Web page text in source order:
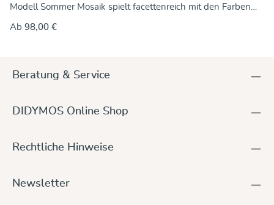
Modell Sommer Mosaik spielt facettenreich mit den Farben
dem Jacquardwebstuhl, so dass das Muster auf beiden Seiten
Schwermetalle. Fest und formstabil in der Längsrichtung und
mittelschwere Tuch gut an alle Körperformen und
Trageweisen anpassen. Zudem hat es eine feine Griffigkeit,
oder großer Tragling sitzt bequem und sicher im Tuch und
Ab 98,00 €
Beratung & Service
DIDYMOS Online Shop
Rechtliche Hinweise
Newsletter